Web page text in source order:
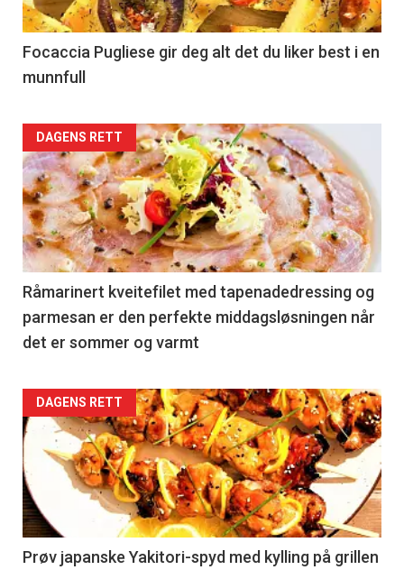
35
Left
Focaccia Pugliese gir deg alt det du liker best i en
munnfull
Articler
-
section
36
Left
DAGENS RETT
Råmarinert kveitefilet med tapenadedressing og
parmesan er den perfekte middagsløsningen når
det er sommer og varmt
Articler
-
section
36
Right
DAGENS RETT
Prøv japanske Yakitori-spyd med kylling på grillen